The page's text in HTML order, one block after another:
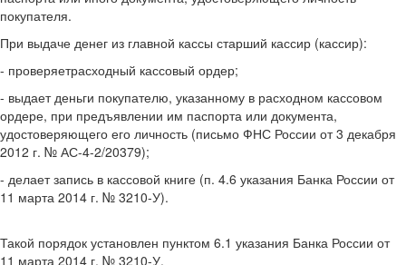
покупателя.
При выдаче денег из главной кассы старший кассир (кассир):
- проверяетрасходный кассовый ордер;
- выдает деньги покупателю, указанному в расходном кассовом
ордере, при предъявлении им паспорта или документа,
удостоверяющего его личность (письмо ФНС России от 3 декабря
2012 г. № АС-4-2/20379);
- делает запись в кассовой книге (п. 4.6 указания Банка России от
11 марта 2014 г. № 3210-У).
Такой порядок установлен пунктом 6.1 указания Банка России от
11 марта 2014 г. № 3210-У.